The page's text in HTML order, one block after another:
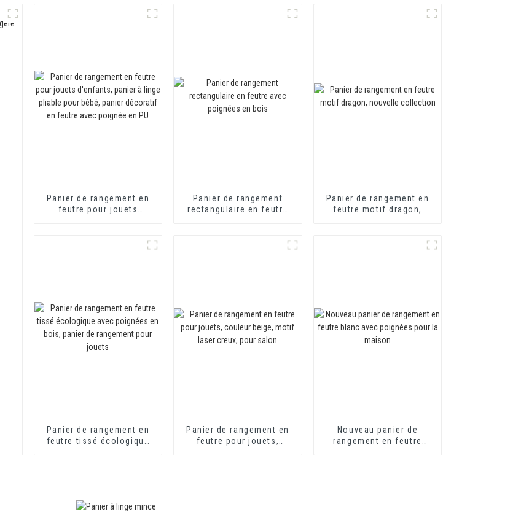
Panier de rangement en
feutre pour jouets
décoratif en feutre avec
Panier de rangement
rectangulaire en feutre
Panier de rangement en
feutre motif dragon,
Panier de rangement en
feutre tissé écologique
Panier de rangement en
feutre pour jouets,
Nouveau panier de
rangement en feutre